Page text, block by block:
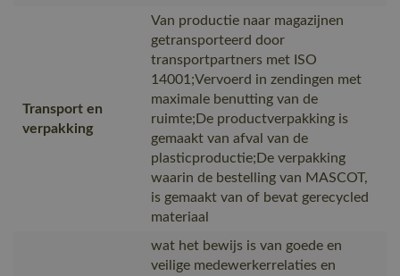
Transport en
verpakking
Van productie naar magazijnen
getransporteerd door
transportpartners met ISO
14001;Vervoerd in zendingen met
maximale benutting van de
ruimte;De productverpakking is
gemaakt van afval van de
plasticproductie;De verpakking
waarin de bestelling van MASCOT,
is gemaakt van of bevat gerecycled
materiaal
wat het bewijs is van goede en
veilige medewerkerrelaties en